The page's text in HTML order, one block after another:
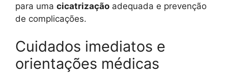
para uma cicatrização adequada e prevenção
de complicações.
Cuidados imediatos e
orientações médicas